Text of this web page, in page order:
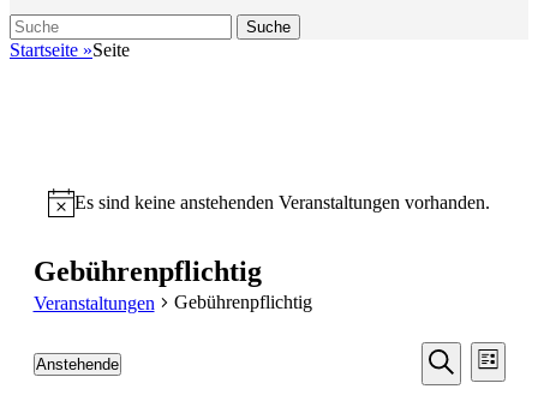
Suche
Suche
nach:
Startseite »Seite
Hinweis
Es sind keine anstehenden Veranstaltungen vorhanden.
Gebührenpflichtig
Veranstaltungen Gebührenpflichtig
Suche
Suche
Liste
Anstehende